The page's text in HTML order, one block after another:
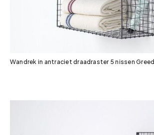
Wandrek in antraciet draadraster 5 nissen Greed